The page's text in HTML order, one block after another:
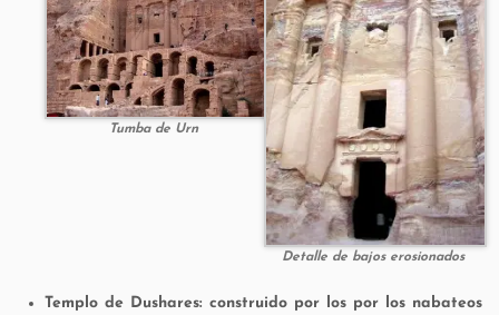
Tumba de Urn
Detalle de bajos erosionados
Templo de Dushares: construido por los por los nabateos